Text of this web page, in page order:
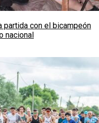
partida con el bicampeón
nacional